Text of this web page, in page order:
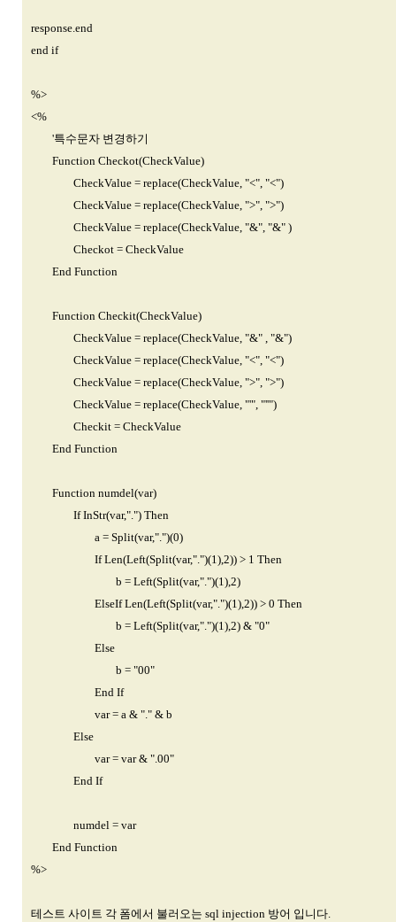
response.end
end if
%>
<%
'특수문자 변경하기
Function Checkot(CheckValue)
CheckValue = replace(CheckValue, "<", "<")
CheckValue = replace(CheckValue, ">", ">")
CheckValue = replace(CheckValue, "&", "&" )
Checkot = CheckValue
End Function
Function Checkit(CheckValue)
CheckValue = replace(CheckValue, "&" , "&")
CheckValue = replace(CheckValue, "<", "<")
CheckValue = replace(CheckValue, ">", ">")
CheckValue = replace(CheckValue, "'", "''")
Checkit = CheckValue
End Function
Function numdel(var)
If InStr(var,".") Then
a = Split(var,".")(0)
If Len(Left(Split(var,".")(1),2)) > 1 Then
b = Left(Split(var,".")(1),2)
ElseIf Len(Left(Split(var,".")(1),2)) > 0 Then
b = Left(Split(var,".")(1),2) & "0"
Else
b = "00"
End If
var = a & "." & b
Else
var = var & ".00"
End If
numdel = var
End Function
%>
테스트 사이트 각 폼에서 불러오는 sql injection 방어 입니다.